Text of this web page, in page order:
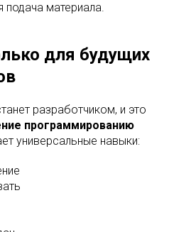
подача материала.
для будущих
разработчиком, и это
программированию
универсальные навыки: